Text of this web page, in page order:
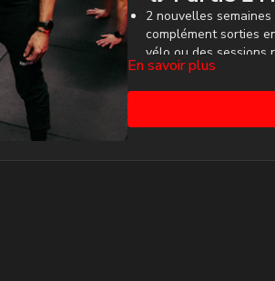
2 nouvelles
complément sorties
vélo ou des sessions
🚀 Partie 3 :
2 dernières
En savoir plus